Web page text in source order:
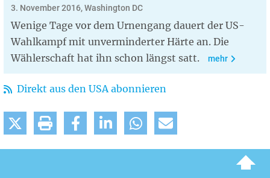
3. November 2016, Washington DC
Wenige Tage vor dem Urnengang dauert der US-
Wahlkampf mit unverminderter Härte an. Die
Wählerschaft hat ihn schon längst satt.
mehr
Direkt aus den USA abonnieren